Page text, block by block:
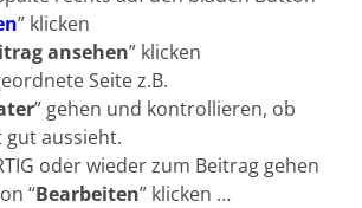
” klicken
ansehen” klicken
Seite z.B.
” gehen und kontrollieren, ob
aussieht.
oder wieder zum Beitrag gehen
“Bearbeiten” klicken …